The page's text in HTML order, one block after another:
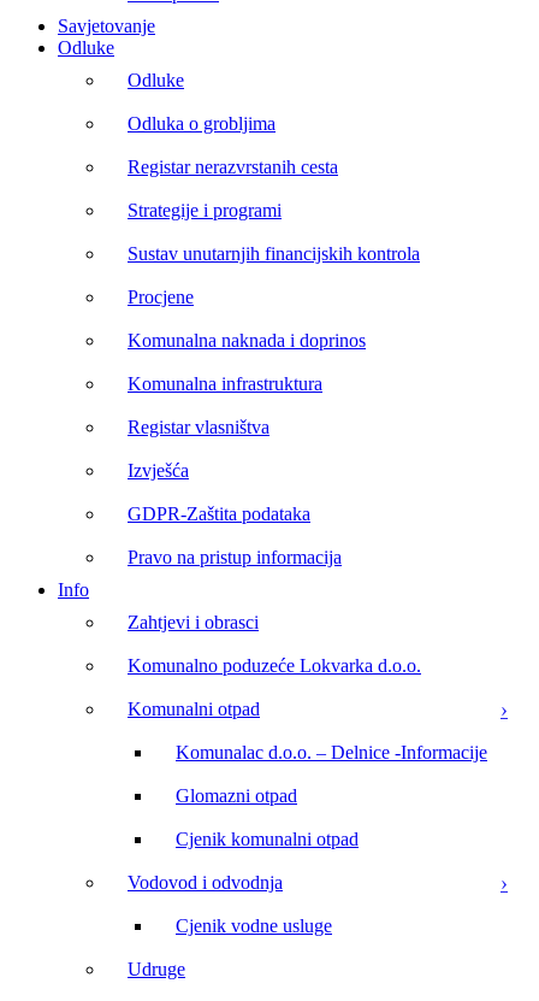
Savjetovanje
Odluke
Odluke
Odluka o grobljima
Registar nerazvrstanih cesta
Strategije i programi
Sustav unutarnjih financijskih kontrola
Procjene
Komunalna naknada i doprinos
Komunalna infrastruktura
Registar vlasništva
Izvješća
GDPR-Zaštita podataka
Pravo na pristup informacija
Info
Zahtjevi i obrasci
Komunalno poduzeće Lokvarka d.o.o.
Komunalni otpad
Komunalac d.o.o. – Delnice -Informacije
Glomazni otpad
Cjenik komunalni otpad
Vodovod i odvodnja
Cjenik vodne usluge
Udruge